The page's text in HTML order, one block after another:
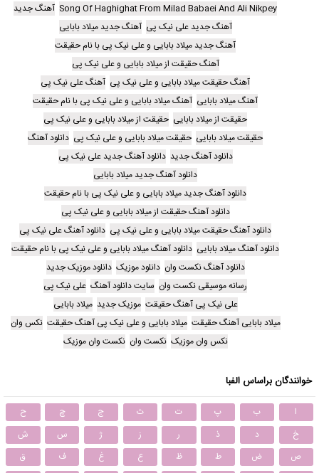
Song Of Haghighat From Milad Babaei And Ali Nikpey آهنگ جدید
آهنگ جدید علی نیک پی آهنگ جدید میلاد بابایی
آهنگ جدید میلاد بابایی و علی نیک پی با نام حقیقت
آهنگ حقیقت از میلاد بابایی و علی نیک پی
آهنگ حقیقت میلاد بابایی و علی نیک پی آهنگ علی نیک پی
آهنگ میلاد بابایی آهنگ میلاد بابایی و علی نیک پی با نام حقیقت
حقیقت از میلاد بابایی حقیقت از میلاد بابایی و علی نیک پی
حقیقت میلاد بابایی حقیقت میلاد بابایی و علی نیک پی دانلود آهنگ
دانلود آهنگ جدید دانلود آهنگ جدید علی نیک پی
دانلود آهنگ جدید میلاد بابایی
دانلود آهنگ جدید میلاد بابایی و علی نیک پی با نام حقیقت
دانلود آهنگ حقیقت از میلاد بابایی و علی نیک پی
دانلود آهنگ حقیقت میلاد بابایی و علی نیک پی دانلود آهنگ علی نیک پی
دانلود آهنگ میلاد بابایی دانلود آهنگ میلاد بابایی و علی نیک پی با نام حقیقت
دانلود آهنگ نکست وان دانلود موزیک دانلود موزیک جدید
رسانه موسیقی نکست وان سایت دانلود آهنگ علی نیک پی
علی نیک پی آهنگ حقیقت موزیک جدید میلاد بابایی
میلاد بابایی آهنگ حقیقت میلاد بابایی و علی نیک پی آهنگ حقیقت نکس وان
نکس وان موزیک نکست وان نکست وان موزیک
خوانندگان براساس الفبا
ا ب پ ت ث ج چ
ح
خ
د ذ ر ز ژ س
ش
ص
ض ط ظ ع غ ف
ق